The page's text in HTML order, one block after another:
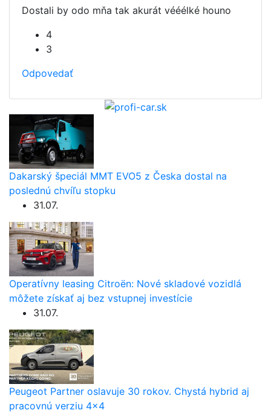
Dostali by odo mňa tak akurát vééélké houno
4
3
Odpovedať
Dakarský špeciál MMT EVO5 z Česka dostal na
poslednú chvíľu stopku
31.07.
Operatívny leasing Citroën: Nové skladové vozidlá
môžete získať aj bez vstupnej investície
31.07.
Peugeot Partner oslavuje 30 rokov. Chystá hybrid aj
pracovnú verziu 4×4